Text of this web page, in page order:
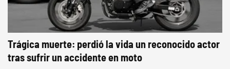
Trágica muerte: perdió la vida un reconocido actor
tras sufrir un accidente en moto